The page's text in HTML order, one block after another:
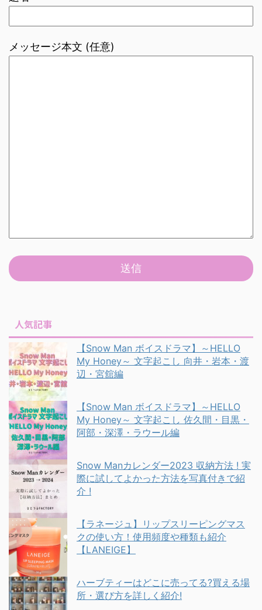
メッセージ本文 (任意)
人気記事
【Snow Man ボイスドラマ】～HELLO
My Honey～ 文字起こし 向井・岩本・渡
辺・宮舘編
【Snow Man ボイスドラマ】～HELLO
My Honey～ 文字起こし 佐久間・目黒・
阿部・深澤・ラウール編
Snow Manカレンダー2023 収納方法 ! 実
際に試してよかった方法を写真付きで紹
介 !
【ラネージュ】リップスリーピングマス
クの使い方！使用頻度や種類も紹介
【LANEIGE】
ハーブティーはどこに売ってる?買える場
所・選び方を詳しく紹介!